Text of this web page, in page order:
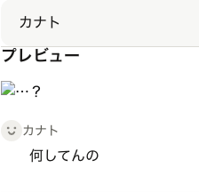
カナト
プレビュー
カナト
何してんの